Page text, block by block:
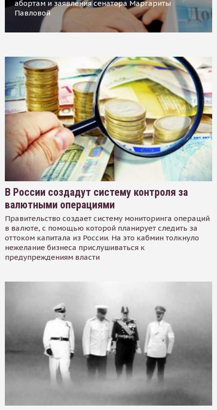
абортам и заявления сенатора Маргариты
Павловой
В России создадут систему контроля за
валютными операциями
Правительство создает систему мониторинга операций
в валюте, с помощью которой планирует следить за
оттоком капитала из России. На это кабмин толкнуло
нежелание бизнеса прислушиваться к
предупреждениям власти